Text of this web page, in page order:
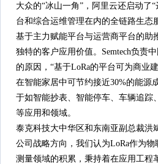
大众的“冰山一角”，阿里云还启动了
台和综合运维管理在内的全链路生
基于主力赋能平台与运营商平台的助
独特的客户应用价值。Semtech负责
的原因，“基于LoRa的平台可为商业
在智能家居中可节约接近30%的能源
于如智能抄表、智能停车、车辆追踪
等应用和领域。
泰克科技大中华区和东南亚副总裁洪
公司战略方向，我们认为LoRa作为
测量领域的积累，秉持着在应用工程